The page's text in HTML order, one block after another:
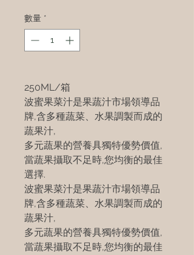
數量 *
250ML/箱
波蜜果菜汁是果蔬汁市場領導品
牌,含多種蔬菜、水果調製而成的
蔬果汁,
多元蔬果的營養具獨特優勢價值,
當蔬果攝取不足時,您均衡的最佳
選擇.
波蜜果菜汁是果蔬汁市場領導品
牌,含多種蔬菜、水果調製而成的
蔬果汁,
多元蔬果的營養具獨特優勢價值,
當蔬果攝取不足時,您均衡的最佳